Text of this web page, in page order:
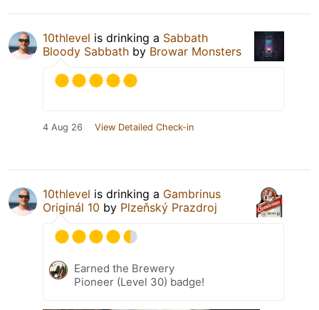
10thlevel is drinking a Sabbath
Bloody Sabbath by Browar Monsters
4 Aug 26 View Detailed Check-in
10thlevel is drinking a Gambrinus
Originál 10 by Plzeňský Prazdroj
Earned the Brewery
Pioneer (Level 30) badge!